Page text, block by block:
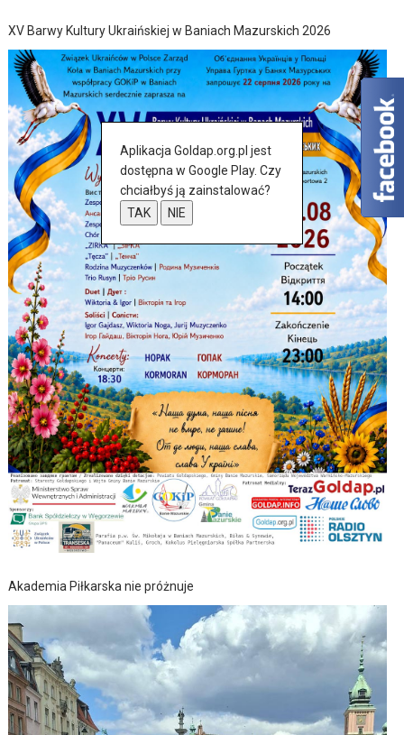
XV Barwy Kultury Ukraińskiej w Baniach Mazurskich 2026
Akademia Piłkarska nie próżnuje
Aplikacja Goldap.org.pl jest
dostępna w Google Play. Czy
chciałbyś ją zainstalować?
TAK
NIE